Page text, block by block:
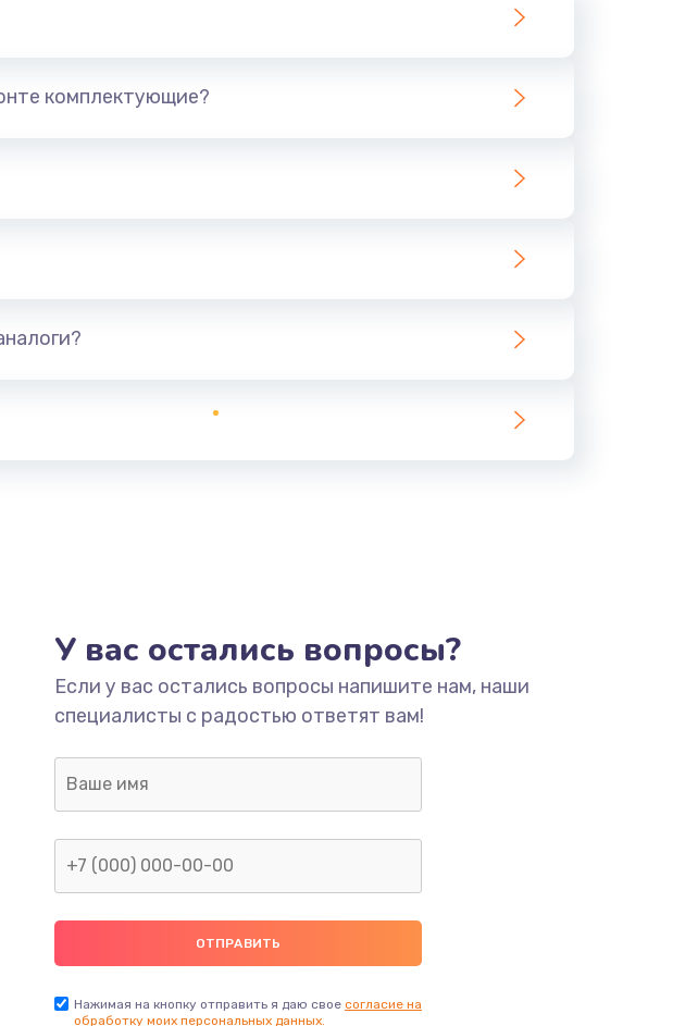
комплектующие?
У вас остались вопросы?
Если у вас остались вопросы напишите нам, наши
специалисты с радостью ответят вам!
Нажимая на кнопку отправить я даю свое согласие на
обработку моих персональных данных.